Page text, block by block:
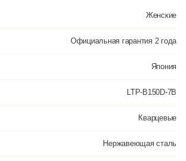
Женские
Официальная гарантия 2 года
Япония
LTP-B150D-7B
Кварцевые
Нержавеющая сталь